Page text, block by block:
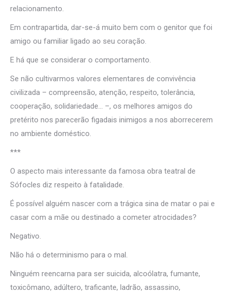
relacionamento.
Em contrapartida, dar-se-á muito bem com o genitor que foi
amigo ou familiar ligado ao seu coração.
E há que se considerar o comportamento.
Se não cultivarmos valores elementares de convivência
civilizada – compreensão, atenção, respeito, tolerância,
cooperação, solidariedade… –, os melhores amigos do
pretérito nos parecerão figadais inimigos a nos aborrecerem
no ambiente doméstico.
***
O aspecto mais interessante da famosa obra teatral de
Sófocles diz respeito à fatalidade.
É possível alguém nascer com a trágica sina de matar o pai e
casar com a mãe ou destinado a cometer atrocidades?
Negativo.
Não há o determinismo para o mal.
Ninguém reencarna para ser suicida, alcoólatra, fumante,
toxicômano, adúltero, traficante, ladrão, assassino,